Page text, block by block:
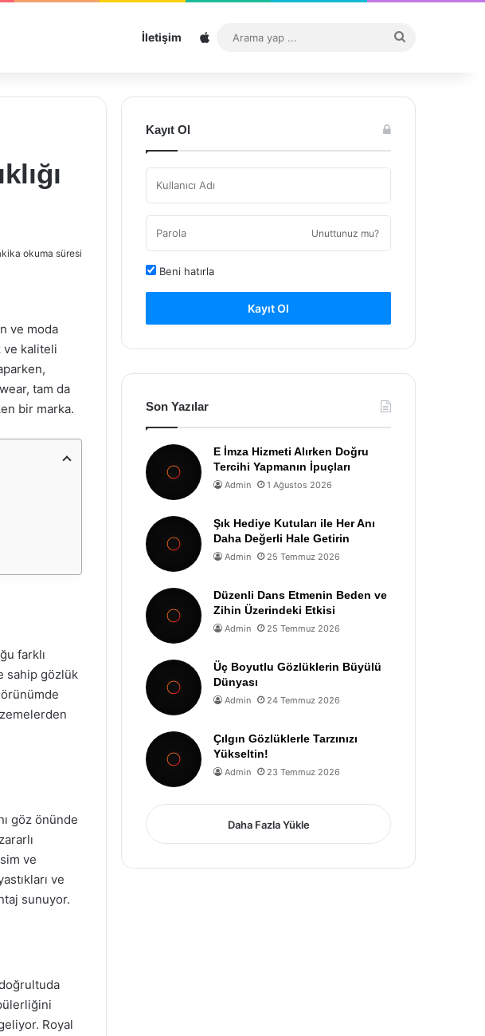
İletişim Sitemap
...
okuma süresi
ve moda
ve kaliteli
tam da
bir marka.
farklı
sahip gözlük
göz önünde
ve
ve
sunuyor.
Royal
Kayıt Ol
Unuttunuz mu?
Beni hatırla
Kayıt Ol
Son Yazılar
E İmza Hizmeti Alırken Doğru
Tercihi Yapmanın İpuçları
Admin 1 Ağustos 2026
Şık Hediye Kutuları ile Her Anı
Daha Değerli Hale Getirin
Admin 25 Temmuz 2026
Düzenli Dans Etmenin Beden ve
Zihin Üzerindeki Etkisi
Admin 25 Temmuz 2026
Üç Boyutlu Gözlüklerin Büyülü
Dünyası
Admin 24 Temmuz 2026
Çılgın Gözlüklerle Tarzınızı
Yükseltin!
Admin 23 Temmuz 2026
Daha Fazla Yükle